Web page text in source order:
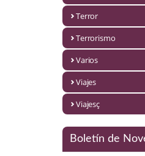
Psicología. Educación
Segunda Guerra Mundial
Terror
Terrorismo
Varios
Viajes
Viajesç
Boletín de